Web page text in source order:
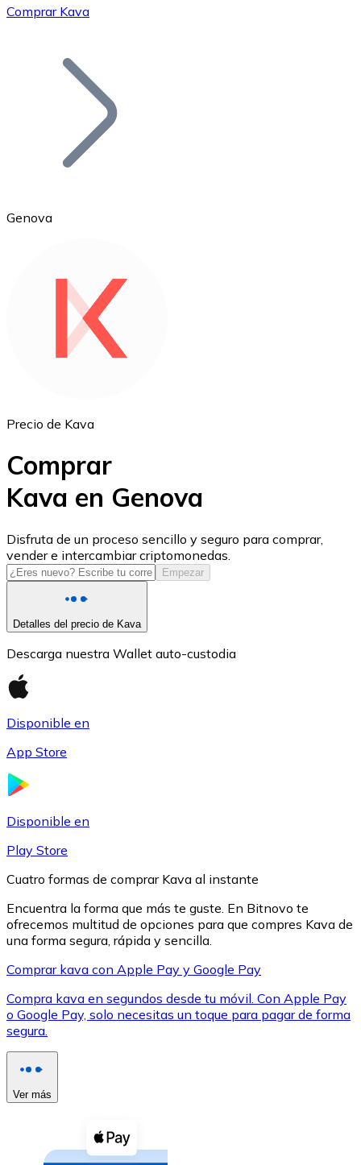
Bitcoin
Ethereum
USD Coin
USDC
XRP
XRP
Ver todo
Compra criptomonedas con efectivo en tu tienda más
Comprar Kava
Genova
Precio de Kava
Comprar
Kava en Genova
Disfruta de un proceso sencillo y seguro para comprar,
vender e intercambiar criptomonedas.
Empezar
Detalles del precio de Kava
Descarga nuestra Wallet auto-custodia
Disponible en
App Store
Disponible en
Play Store
Cuatro formas de comprar Kava al instante
Encuentra la forma que más te guste. En Bitnovo te
ofrecemos multitud de opciones para que compres Kava de
una forma segura, rápida y sencilla.
Comprar kava con Apple Pay y Google Pay
Compra kava en segundos desde tu móvil. Con Apple Pay
o Google Pay, solo necesitas un toque para pagar de forma
segura.
Ver más